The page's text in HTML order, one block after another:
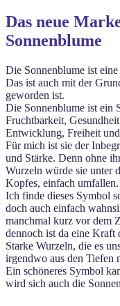
Das neue
Sonnenblume
Die Sonnenblume ist
Das ist auch mit der
geworden ist.
Die Sonnenblume ist ein
Fruchtbarkeit,
Entwicklung, Freiheit
Für mich ist sie der
und Stärke. Denn ohne
Wurzeln würde sie unter
Kopfes, einfach umfallen.
Ich finde dieses Symbol
doch auch einfach
manchmal kurz vor dem
dennoch ist da eine
Starke Wurzeln, die es
irgendwo aus den Tiefen
Ein schöneres Symbol
wird sich auch die